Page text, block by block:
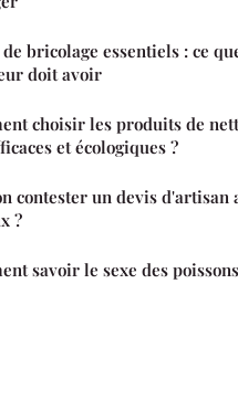
bricolage essentiels : ce
doit avoir
choisir les produits de
et écologiques ?
contester un devis d'artisan
?
savoir le sexe des